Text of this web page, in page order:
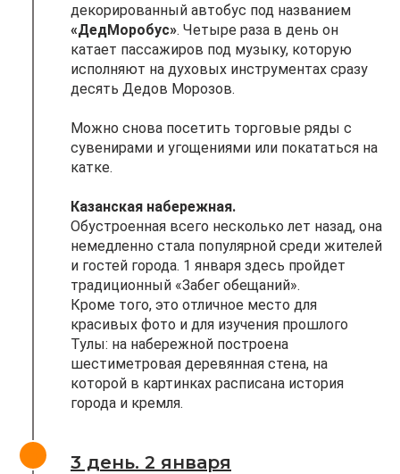
декорированный автобус под названием
«ДедМоробус». Четыре раза в день он
катает пассажиров под музыку, которую
исполняют на духовых инструментах сразу
десять Дедов Морозов.
Можно снова посетить торговые ряды с
сувенирами и угощениями или покататься на
катке.
Казанская набережная.
Обустроенная всего несколько лет назад, она
немедленно стала популярной среди жителей
и гостей города. 1 января здесь пройдет
традиционный «Забег обещаний».
Кроме того, это отличное место для
красивых фото и для изучения прошлого
Тулы: на набережной построена
шестиметровая деревянная стена, на
которой в картинках расписана история
города и кремля.
3 день. 2 января